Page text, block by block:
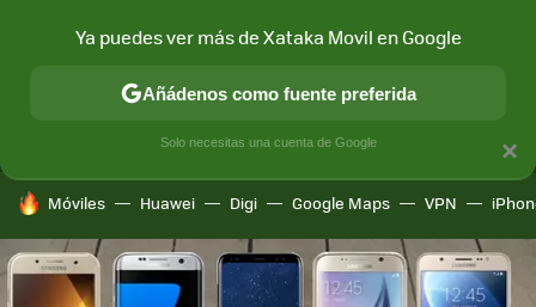
MÓVIL Y SOCIEDAD APLICACIONES
HOY SE HABLA DE
Móviles Huawei Digi Google Maps VPN
×
Ya puedes ver más de Xataka Movil en Google
Añádenos como fuente preferida
Solo necesitas una cuenta de Google